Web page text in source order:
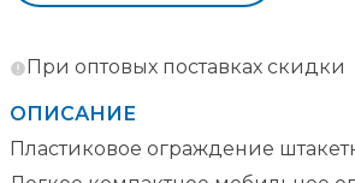
При оптовых поставках скидки
ОПИСАНИЕ
Пластиковое ограждение